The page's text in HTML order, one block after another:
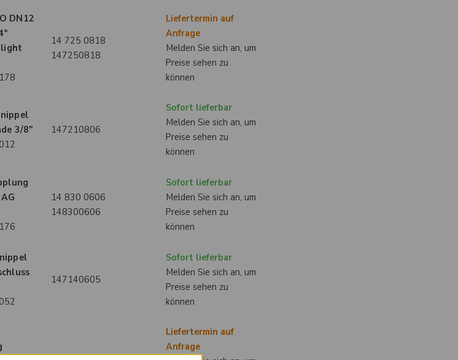
DN12
14 725 0818
147250818
Liefertermin auf
Anfrage
Melden Sie sich an, um
Preise sehen zu
können
3/8"
147210806
Sofort lieferbar
Melden Sie sich an, um
Preise sehen zu
können
14 830 0606
148300606
Sofort lieferbar
Melden Sie sich an, um
Preise sehen zu
können
147140605
Sofort lieferbar
Melden Sie sich an, um
Preise sehen zu
können
Liefertermin auf
Anfrage